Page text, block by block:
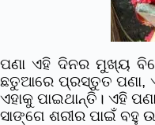
ପଣା ଏହି ଦିନର ମୁଖ୍ୟ
ଛତୁଆରେ ପ୍ରସ୍ତୁତ ପଣା,
ଏହାକୁ ପାଇଥାନ୍ତି। ଏହି
ସାଙ୍ଗେ ଶରୀର ପାଇଁ ବହୁ